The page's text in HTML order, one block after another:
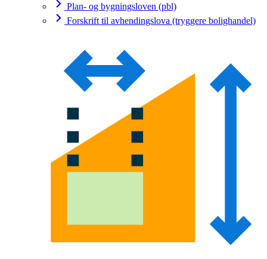
Plan- og bygningsloven (pbl)
Forskrift til avhendingslova (tryggere bolighandel)